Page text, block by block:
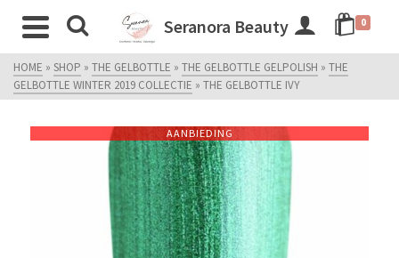
Seranora Beauty 0
HOME » SHOP » THE GELBOTTLE » THE GELBOTTLE GELPOLISH » THE
GELBOTTLE WINTER 2019 COLLECTIE » THE GELBOTTLE IVY
AANBIEDING